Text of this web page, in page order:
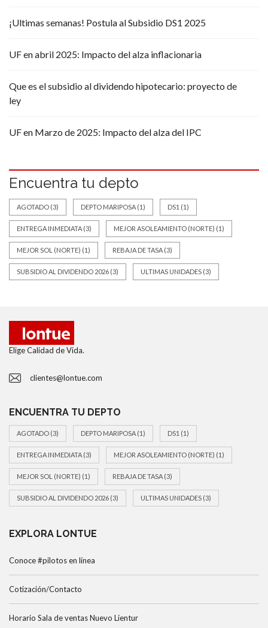
¡Ultimas semanas! Postula al Subsidio DS1 2025
UF en abril 2025: Impacto del alza inflacionaria
Que es el subsidio al dividendo hipotecario: proyecto de
ley
UF en Marzo de 2025: Impacto del alza del IPC
Encuentra tu depto
AGOTADO (3) DEPTO MARIPOSA (1) DS1 (1)
ENTREGA INMEDIATA (3) MEJOR ASOLEAMIENTO (NORTE) (1)
MEJOR SOL (NORTE) (1) REBAJA DE TASA (3)
SUBSIDIO AL DIVIDENDO 2026 (3) ULTIMAS UNIDADES (3)
Elige Calidad de Vida.
clientes@lontue.com
ENCUENTRA TU DEPTO
AGOTADO (3) DEPTO MARIPOSA (1) DS1 (1)
ENTREGA INMEDIATA (3) MEJOR ASOLEAMIENTO (NORTE) (1)
MEJOR SOL (NORTE) (1) REBAJA DE TASA (3)
SUBSIDIO AL DIVIDENDO 2026 (3) ULTIMAS UNIDADES (3)
EXPLORA LONTUE
Conoce #pilotos en línea
Cotización/Contacto
Horario Sala de ventas Nuevo Lientur